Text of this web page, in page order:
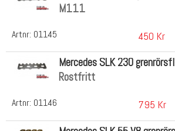
Artnr: 01145
M111
450 Kr
Artnr: 01146
Mercedes SLK 230
Rostfritt
795 Kr